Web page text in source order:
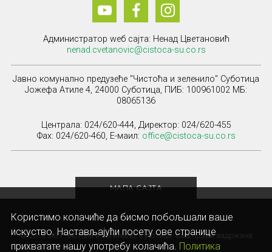
Користимо колачиће да бисмо побољшали ваше
искуство. Настављајући посету ове странице
прихватате нашу употребу колачића. Политика
Администратор wеб сајта: Ненад Цветановић
nenad.cvetanovic@cistoca-su.co.rs
Јавно комунално предузеће "Чистоћа и зеленило" Суботица
Јожефа Атиле 4, 24000 Суботица, ПИБ: 100961002 МБ:
08065136
Централа: 024/620-444, Директор: 024/620-455
Фаx: 024/620-460, Е-маил: office@cistoca-su.co.rs
МАПА САЈТА
© 2013 ЈКП Чистоћа и зеленило, Суботица. Сва права задржана